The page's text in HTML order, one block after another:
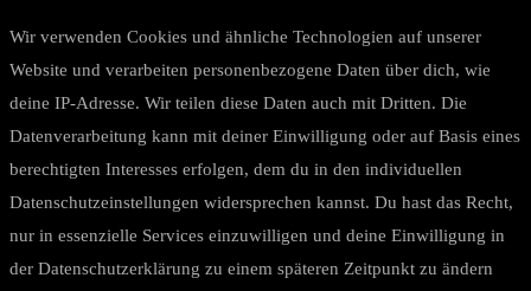
Wir verwenden Cookies und ähnliche Technologien auf unserer
Website und verarbeiten personenbezogene Daten über dich, wie
deine IP-Adresse. Wir teilen diese Daten auch mit Dritten. Die
Datenverarbeitung kann mit deiner Einwilligung oder auf Basis eines
berechtigten Interesses erfolgen, dem du in den individuellen
Datenschutzeinstellungen widersprechen kannst. Du hast das Recht,
nur in essenzielle Services einzuwilligen und deine Einwilligung in
der Datenschutzerklärung zu einem späteren Zeitpunkt zu ändern